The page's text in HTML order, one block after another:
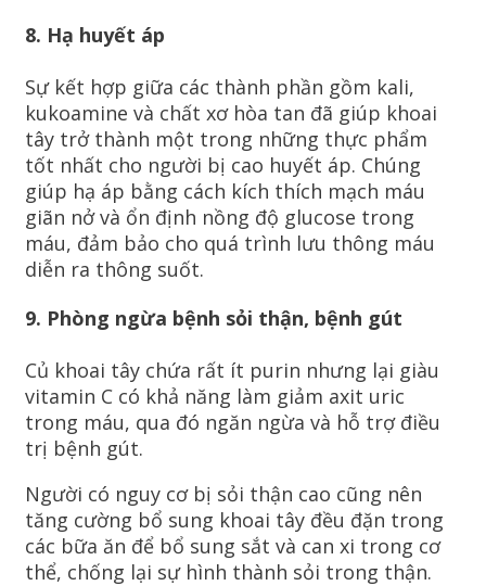
8. Hạ huyết áp
Sự kết hợp giữa các thành phần gồm kali,
kukoamine và chất xơ hòa tan đã giúp khoai
tây trở thành một trong những thực phẩm
tốt nhất cho người bị cao huyết áp. Chúng
giúp hạ áp bằng cách kích thích mạch máu
giãn nở và ổn định nồng độ glucose trong
máu, đảm bảo cho quá trình lưu thông máu
diễn ra thông suốt.
9. Phòng ngừa bệnh sỏi thận, bệnh gút
Củ khoai tây chứa rất ít purin nhưng lại giàu
vitamin C có khả năng làm giảm axit uric
trong máu, qua đó ngăn ngừa và hỗ trợ điều
trị bệnh gút.
Người có nguy cơ bị sỏi thận cao cũng nên
tăng cường bổ sung khoai tây đều đặn trong
các bữa ăn để bổ sung sắt và can xi trong cơ
thể, chống lại sự hình thành sỏi trong thận.